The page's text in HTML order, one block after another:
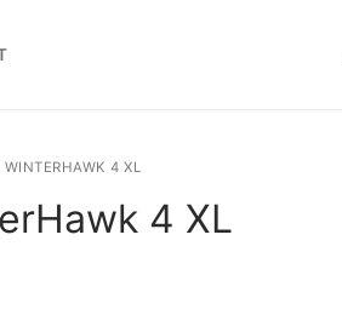
WINTERHAWK 4 XL
4 XL